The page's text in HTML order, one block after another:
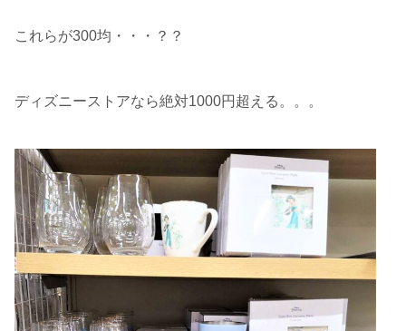
これらが300均・・・？？
ディズニーストアなら絶対1000円超える。。。